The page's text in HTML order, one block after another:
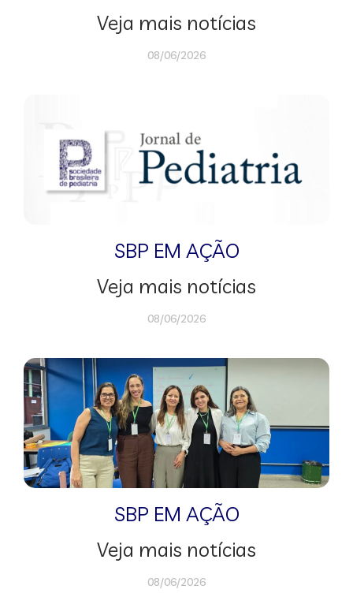
Veja mais notícias
08/06/2026
SBP EM AÇÃO
Veja mais notícias
08/06/2026
SBP EM AÇÃO
Veja mais notícias
08/06/2026